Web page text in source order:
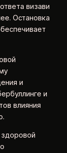
визави
Остановка
и
и
влияния